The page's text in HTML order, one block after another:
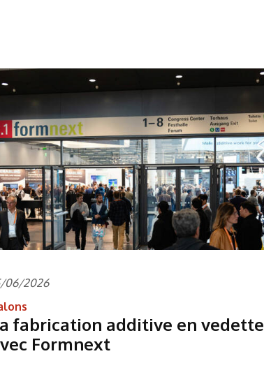
06/2026
fabrication additive en vedette
Formnext